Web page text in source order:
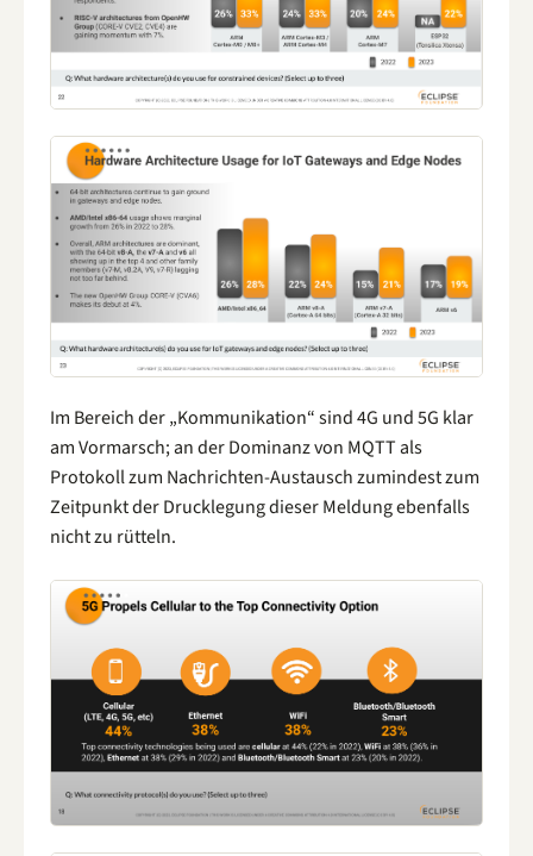
Im Bereich der „Kommunikation“ sind 4G und 5G klar
am Vormarsch; an der Dominanz von MQTT als
Protokoll zum Nachrichten-Austausch zumindest zum
Zeitpunkt der Drucklegung dieser Meldung ebenfalls
nicht zu rütteln.